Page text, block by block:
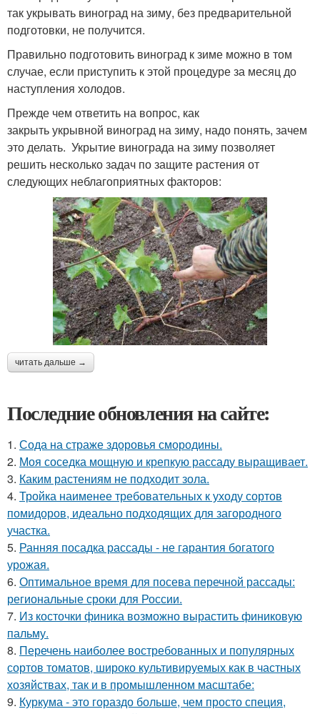
так укрывать виноград на зиму, без предварительной
подготовки, не получится.
Правильно подготовить виноград к зиме можно в том
случае, если приступить к этой процедуре за месяц до
наступления холодов.
Прежде чем ответить на вопрос, как
закрыть укрывной виноград на зиму, надо понять, зачем
это делать. Укрытие винограда на зиму позволяет
решить несколько задач по защите растения от
следующих неблагоприятных факторов:
читать дальше →
Последние обновления на сайте:
1. Сода на страже здоровья смородины.
2. Моя соседка мощную и крепкую рассаду выращивает.
3. Каким растениям не подходит зола.
4. Тройка наименее требовательных к уходу сортов
помидоров, идеально подходящих для загородного
участка.
5. Ранняя посадка рассады - не гарантия богатого
урожая.
6. Оптимальное время для посева перечной рассады:
региональные сроки для России.
7. Из косточки финика возможно вырастить финиковую
пальму.
8. Перечень наиболее востребованных и популярных
сортов томатов, широко культивируемых как в частных
хозяйствах, так и в промышленном масштабе:
9. Куркума - это гораздо больше, чем просто специя,